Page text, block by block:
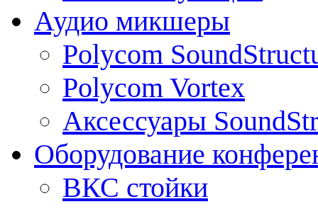
Аудио микшеры
Polycom
Polycom Vortex
Аксессуары
Оборудование
ВКС стойки